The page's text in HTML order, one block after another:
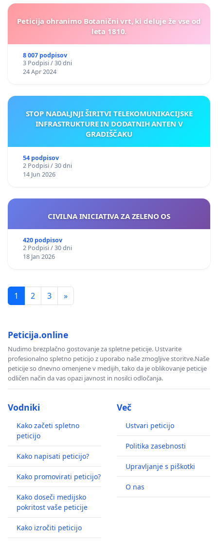
Peticija ohranimo Botanični vrt, ki deluje že vse od
leta 1810.
8 007 podpisov
3 Podpisi / 30 dni
24 Apr 2024
STOP NADALJNJI ŠIRITVI TELEKOMUNIKACIJSKE
INFRASTRUKTURE IN DODATNIH ANTEN V
GRADIŠČAKU
54 podpisov
2 Podpisi / 30 dni
14 Jun 2026
CIVILNA INICIATIVA ZA ZELENO OS
420 podpisov
2 Podpisi / 30 dni
18 Jan 2026
1 2 3 »
Peticija.online
Nudimo brezplačno gostovanje za spletne peticije. Ustvarite
profesionalno spletno peticijo z uporabo naše zmogljive storitve.Naše
peticije so dnevno omenjene v medijih, tako da je oblikovanje peticije
odličen način da vas opazi javnost in nosilci odločanja.
Vodniki
Kako začeti spletno
peticijo
Kako napisati peticijo?
Kako promovirati peticijo?
Kako doseči medijsko
pokritost vaše peticije
Kako izročiti peticijo
Več
Ustvari peticijo
Politika zasebnosti
Upravljanje s piškotki
O nas